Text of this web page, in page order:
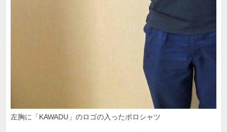
左胸に「KAWADU」のロゴの入ったポロシャツ